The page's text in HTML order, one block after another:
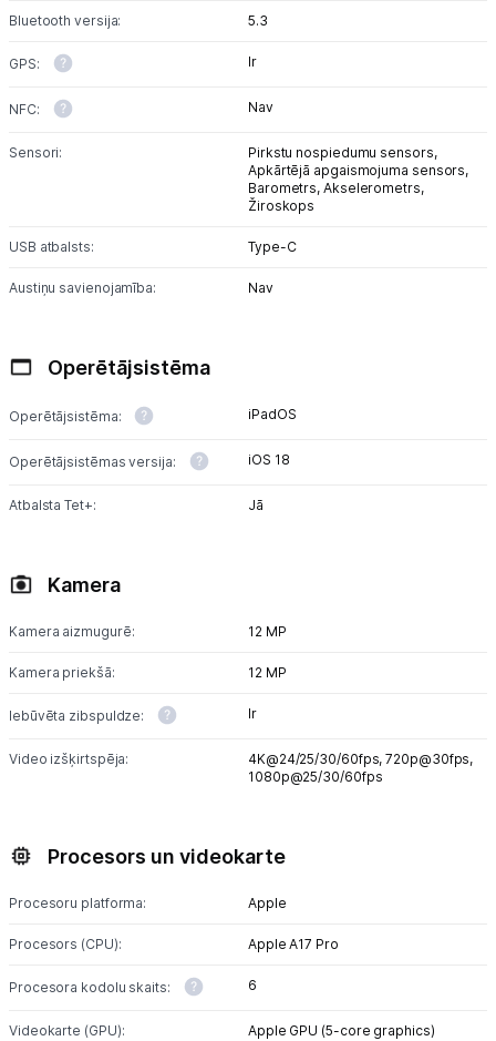
Bluetooth versija: 5.3
GPS: Ir
NFC: Nav
Sensori:
Pirkstu nospiedumu sensors,
Apkārtējā apgaismojuma sensors,
Barometrs,Akselerometrs,
Žiroskops
USB atbalsts: Type-C
Austiņu savienojamība: Nav
Operētājsistēma
Operētājsistēma: iPadOS
Operētājsistēmas versija: iOS 18
Atbalsta Tet+: Jā
Kamera
Kamera aizmugurē: 12 MP
Kamera priekšā: 12 MP
Iebūvēta zibspuldze: Ir
Video izšķirtspēja: 4K@24/25/30/60fps,720p@30fps,
1080p@25/30/60fps
Procesors un videokarte
Procesoru platforma: Apple
Procesors (CPU): Apple A17 Pro
Procesora kodolu skaits: 6
Videokarte (GPU): Apple GPU (5-core graphics)